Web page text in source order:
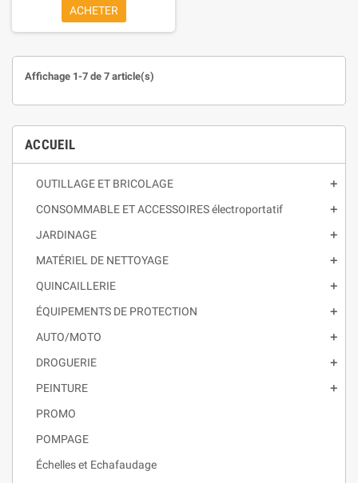
ACCUEIL
OUTILLAGE ET BRICOLAGE
CONSOMMABLE ET ACCESSOIRES électroportatif
JARDINAGE
MATÉRIEL DE NETTOYAGE
QUINCAILLERIE
ÉQUIPEMENTS DE PROTECTION
AUTO/MOTO
DROGUERIE
PEINTURE
PROMO
POMPAGE
Échelles et Echafaudage
ACHETER
Affichage 1-7 de 7 article(s)